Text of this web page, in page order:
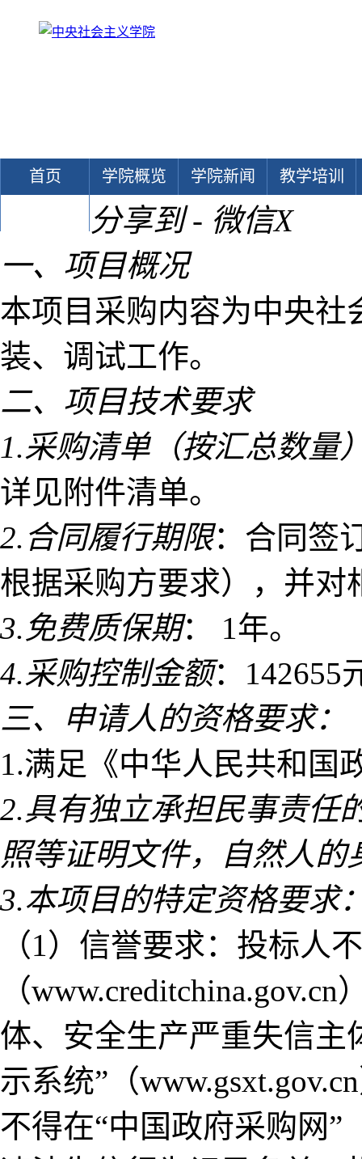
首页 学院概览 学院新闻 教学培训
分享到 - 微信X
一、项目概况
本项目采购内容为中央社
装、调试工作。
二、项目技术要求
1.采购清单（按汇总数量
详见附件清单。
2.合同履行期限：合同签
根据采购方要求），并对
3.免费质保期： 1年。
4.采购控制金额：142655
三、申请人的资格要求：
1.满足《中华人民共和国
2.具有独立承担民事责任
照等证明文件，自然人的
3.本项目的特定资格要求
（1）信誉要求：投标人
（
体、安全生产严重失信主
示系统”（
不得在“中国政府采购网”